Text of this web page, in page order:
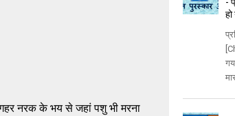
नरक के भय से जहां पशु भी मरना